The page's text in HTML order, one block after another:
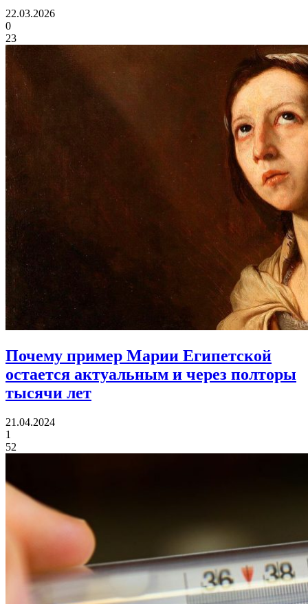
22.03.2026
0
23
Почему пример Марии Египетской
остается актуальным и через полторы
тысячи лет
21.04.2024
1
52